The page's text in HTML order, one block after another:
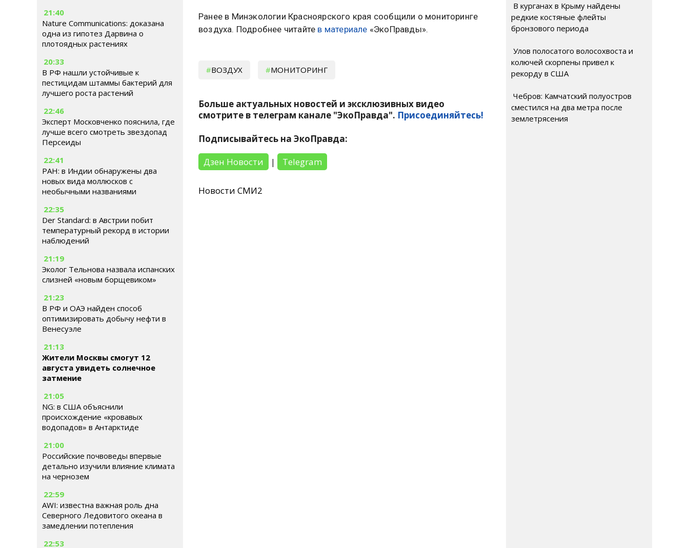
21:40
Nature Communications: доказана
одна из гипотез Дарвина о
плотоядных растениях
20:33
В РФ нашли устойчивые к
пестицидам штаммы бактерий для
лучшего роста растений
22:46
Эксперт Московченко пояснила, где
лучше всего смотреть звездопад
Персеиды
22:41
РАН: в Индии обнаружены два
новых вида моллюсков с
необычными названиями
22:35
Der Standard: в Австрии побит
температурный рекорд в истории
наблюдений
21:19
Эколог Тельнова назвала испанских
слизней «новым борщевиком»
21:23
В РФ и ОАЭ найден способ
оптимизировать добычу нефти в
Венесуэле
21:13
Жители Москвы смогут 12
августа увидеть солнечное
затмение
21:05
NG: в США объяснили
происхождение «кровавых
водопадов» в Антарктиде
21:00
Российские почвоведы впервые
детально изучили влияние климата
на чернозем
22:59
AWI: известна важная роль дна
Северного Ледовитого океана в
замедлении потепления
22:53
Ранее в Минэкологии Красноярского края сообщили о мониторинге
воздуха. Подробнее читайте в материале «ЭкоПравды».
ВОЗДУХ МОНИТОРИНГ
Больше актуальных новостей и эксклюзивных видео
смотрите в телеграм канале "ЭкоПравда". Присоединяйтесь!
Подписывайтесь на ЭкоПравда:
Дзен Новости
| Telegram
Новости СМИ2
В курганах в Крыму найдены
редкие костяные флейты
бронзового периода
Улов полосатого волосохвоста и
колючей скорпены привел к
рекорду в США
Чебров: Камчатский полуостров
сместился на два метра после
землетрясения